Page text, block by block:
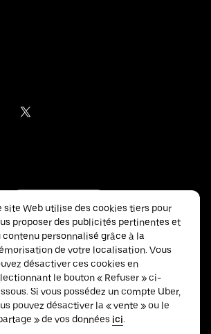
Inc.
site Web utilise des cookies tiers pour
proposer des publicités pertinentes et
contenu personnalisé grâce à la
de votre localisation. Vous
désactiver ces cookies en
le bouton « Refuser » ci-
Si vous possédez un compte Uber,
pouvez désactiver la « vente » ou le
» de vos données ici.